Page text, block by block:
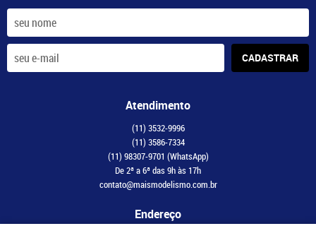
CADASTRAR
Atendimento
(11) 3532-9996
(11) 3586-7334
(11) 98307-9701 (WhatsApp)
De 2ª a 6ª das 9h às 17h
contato@maismodelismo.com.br
Endereço